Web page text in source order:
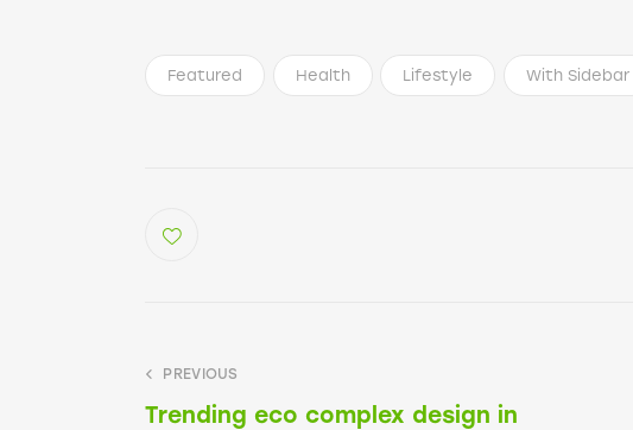
Featured Health Lifestyle With Sidebar
PREVIOUS
Trending eco complex design in